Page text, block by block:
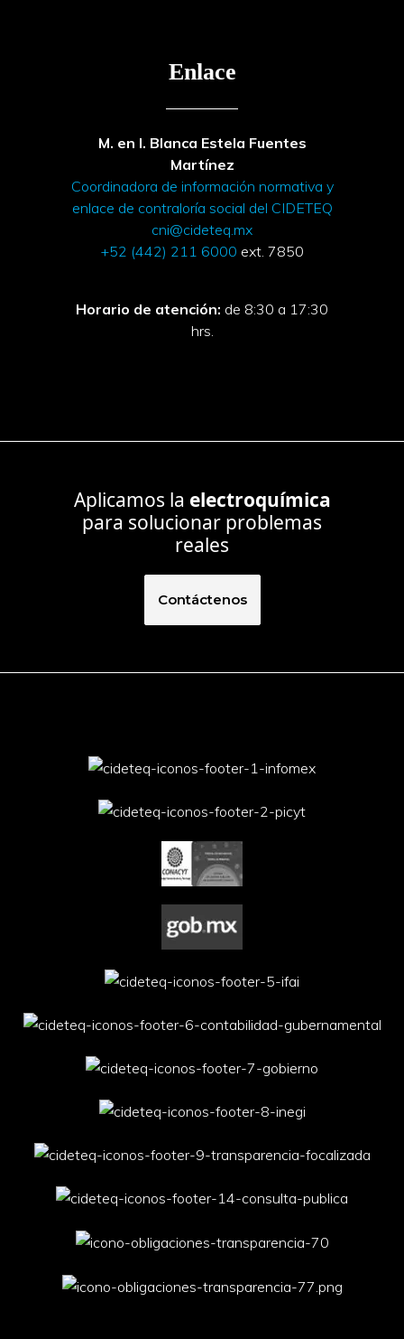
Enlace
M. en I. Blanca Estela Fuentes
Martínez
Coordinadora de información normativa y
enlace de contraloría social del CIDETEQ
cni@cideteq.mx
+52 (442) 211 6000 ext. 7850
Horario de atención: de 8:30 a 17:30
hrs.
Aplicamos la electroquímica
para solucionar problemas
reales
Contáctenos